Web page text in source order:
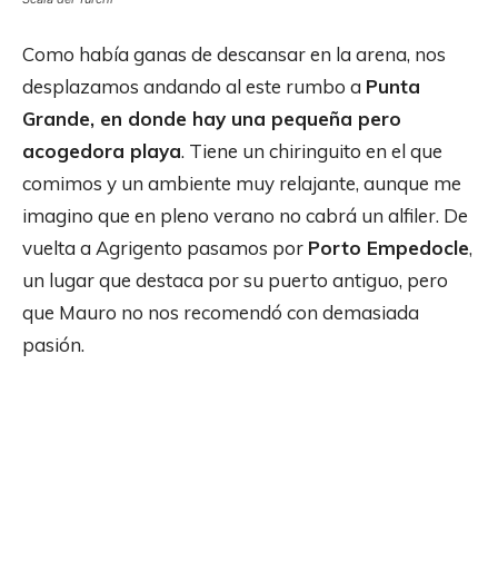
Como había ganas de descansar en la arena, nos
desplazamos andando al este rumbo a Punta
Grande, en donde hay una pequeña pero
acogedora playa. Tiene un chiringuito en el que
comimos y un ambiente muy relajante, aunque me
imagino que en pleno verano no cabrá un alfiler. De
vuelta a Agrigento pasamos por Porto Empedocle,
un lugar que destaca por su puerto antiguo, pero
que Mauro no nos recomendó con demasiada
pasión.